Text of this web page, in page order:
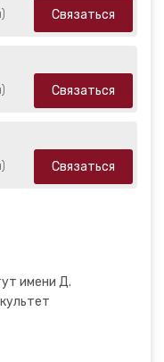
Связаться
Связаться
Связаться
имени Д.